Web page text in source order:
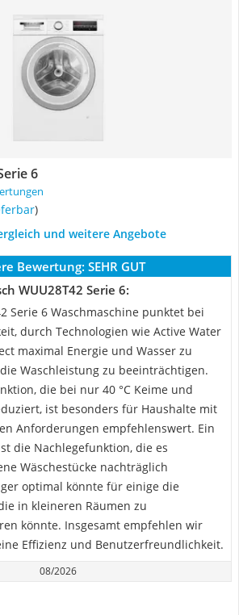
6
)
und weitere Angebote
Bewertung: SEHR GUT
WUU28T42 Serie 6:
Serie 6 Waschmaschine punktet bei
durch Technologien wie Active Water
maximal Energie und Wasser zu
Waschleistung zu beeinträchtigen.
die bei nur 40 °C Keime und
ist besonders für Haushalte mit
Anforderungen empfehlenswert. Ein
die Nachlegefunktion, die es
Wäschestücke nachträglich
optimal könnte für einige die
in kleineren Räumen zu
könnte. Insgesamt empfehlen wir
Effizienz und Benutzerfreundlichkeit.
08/2026